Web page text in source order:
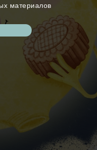
материалов